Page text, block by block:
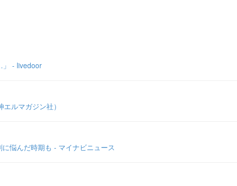
」 - livedoor
ルマガジン社）
悩んだ時期も - マイナビニュース